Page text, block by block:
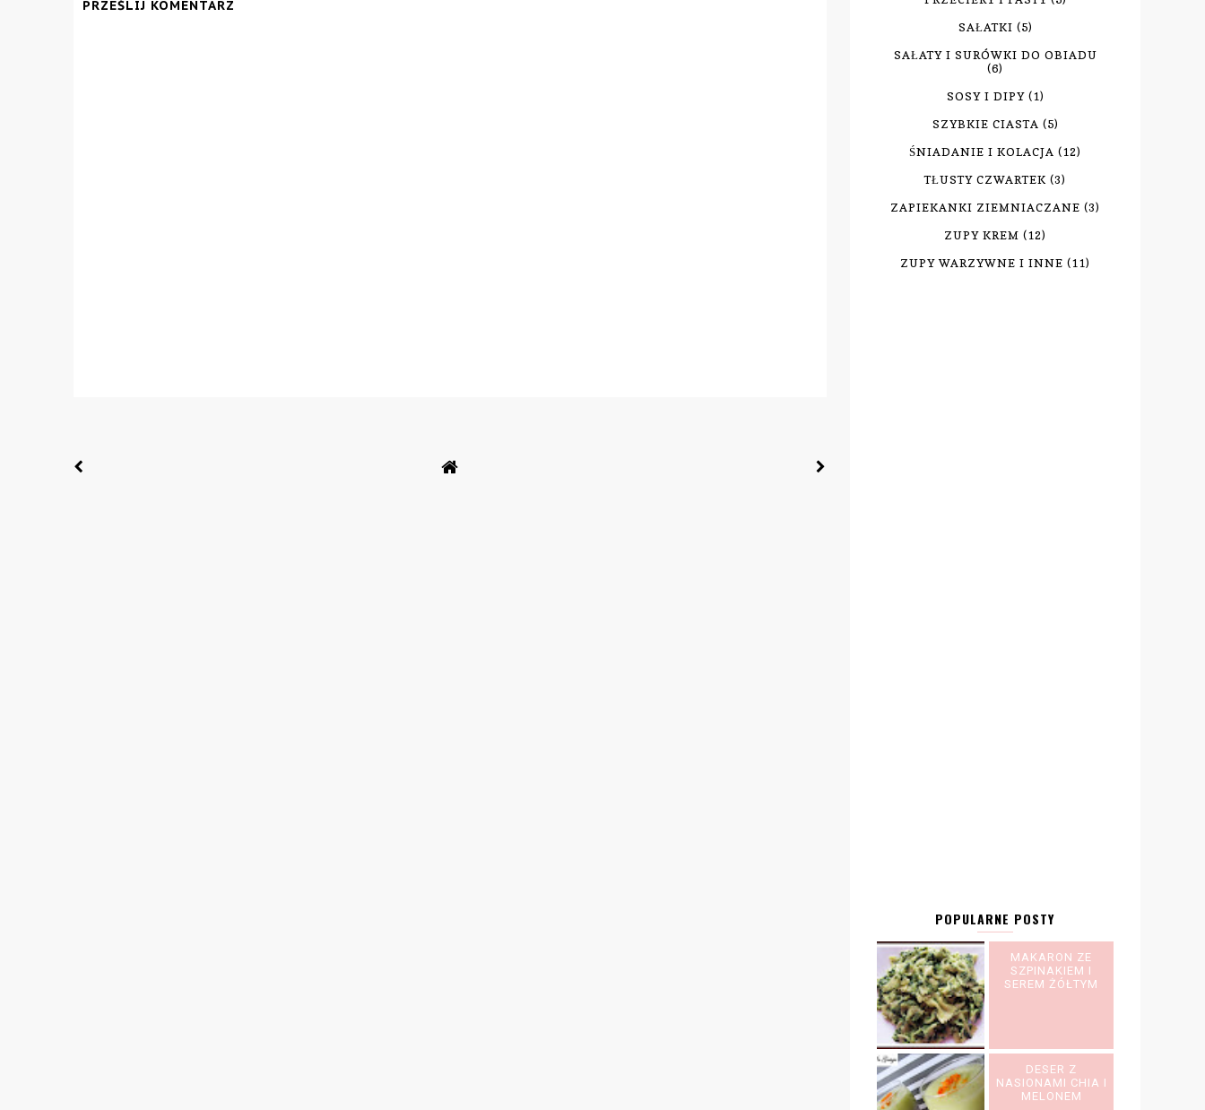
PRZEŚLIJ KOMENTARZ
SAŁATKI (5)
SAŁATY I SURÓWKI DO OBIADU
(6)
SOSY I DIPY (1)
SZYBKIE CIASTA (5)
ŚNIADANIE I KOLACJA (12)
TŁUSTY CZWARTEK (3)
ZAPIEKANKI ZIEMNIACZANE (3)
ZUPY KREM (12)
ZUPY WARZYWNE I INNE (11)
POPULARNE POSTY
MAKARON ZE
SZPINAKIEM I
SEREM ŻÓŁTYM
DESER Z
NASIONAMI CHIA I
MELONEM